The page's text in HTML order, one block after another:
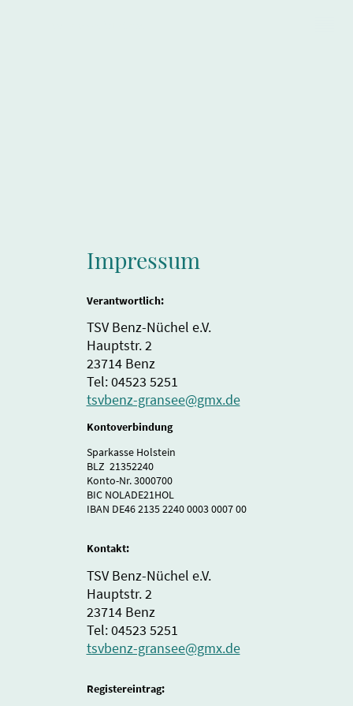
Impressum
Verantwortlich:
TSV Benz-Nüchel e.V.
Hauptstr. 2
23714 Benz
Tel: 04523 5251
tsvbenz-gransee@gmx.de
Kontoverbindung
Sparkasse Holstein
BLZ 21352240
Konto-Nr. 3000700
BIC NOLADE21HOL
IBAN DE46 2135 2240 0003 0007 00
Kontakt:
TSV Benz-Nüchel e.V.
Hauptstr. 2
23714 Benz
Tel: 04523 5251
tsvbenz-gransee@gmx.de
Registereintrag: